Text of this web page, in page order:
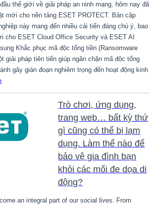
thế giới về giải pháp an ninh mạng, hôm nay đã
mới cho nền tảng ESET PROTECT. Bản cập
này mang đến nhiều cải tiến đáng chú ý, bao
cho ESET Cloud Office Security và ESET AI
Khắc phục mã độc tống tiền (Ransomware
giải pháp tiên tiến giúp ngăn chặn mã độc tống
gây gián đoạn nghiêm trọng đến hoạt động kinh
Trò chơi, ứng dụng,
trang web… bất kỳ thứ
gì cũng có thể bị lạm
dụng. Làm thế nào để
bảo vệ gia đình bạn
khỏi các mối đe dọa di
động?
an integral part of our social lives. From